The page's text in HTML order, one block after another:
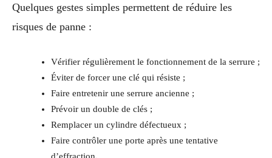
Quelques gestes simples permettent de réduire les
risques de panne :
Vérifier régulièrement le fonctionnement de la serrure ;
Éviter de forcer une clé qui résiste ;
Faire entretenir une serrure ancienne ;
Prévoir un double de clés ;
Remplacer un cylindre défectueux ;
Faire contrôler une porte après une tentative
d’effraction.